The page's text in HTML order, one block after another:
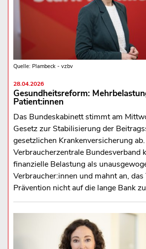
Quelle: Plambeck - vzbv
28.04.2026
Gesundheitsreform:
Patient:innen
Das Bundeskabinett stimmt am
Gesetz zur Stabilisierung der
gesetzlichen Krankenversicherung
Verbraucherzentrale Bundesverband
finanzielle Belastung als
Verbraucher:innen und mahnt an, das
Prävention nicht auf die lange Bank